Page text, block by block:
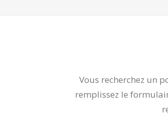
Vous recherchez un
remplissez le